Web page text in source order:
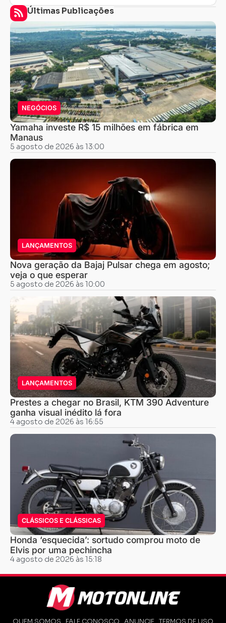
Últimas Publicações
NEGÓCIOS
Yamaha investe R$ 15 milhões em fábrica em
Manaus
5 agosto de 2026 às 13:00
LANÇAMENTOS
Nova geração da Bajaj Pulsar chega em agosto;
veja o que esperar
5 agosto de 2026 às 10:00
LANÇAMENTOS
Prestes a chegar no Brasil, KTM 390 Adventure
ganha visual inédito lá fora
4 agosto de 2026 às 16:55
CLÁSSICOS E CLÁSSICAS
Honda ‘esquecida’: sortudo comprou moto de
Elvis por uma pechincha
4 agosto de 2026 às 15:18